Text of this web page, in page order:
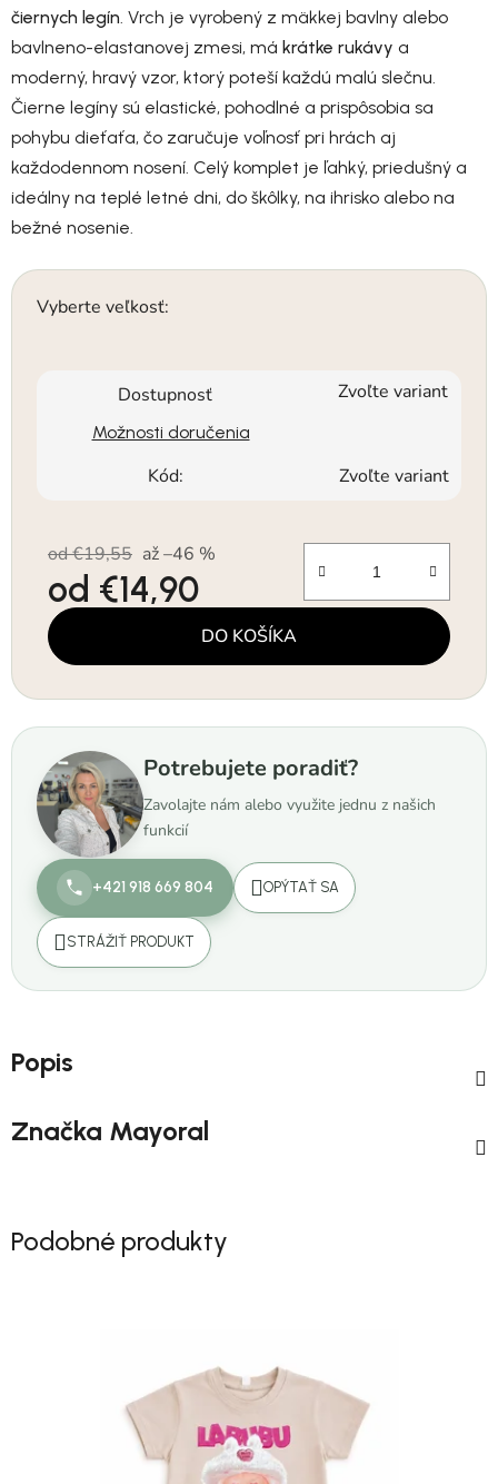
čiernych legín. Vrch je vyrobený z mäkkej bavlny alebo
bavlneno-elastanovej zmesi, má krátke rukávy a
moderný, hravý vzor, ktorý poteší každú malú slečnu.
Čierne legíny sú elastické, pohodlné a prispôsobia sa
pohybu dieťaťa, čo zaručuje voľnosť pri hrách aj
každodennom nosení. Celý komplet je ľahký, priedušný a
ideálny na teplé letné dni, do škôlky, na ihrisko alebo na
bežné nosenie.
Vyberte veľkosť:
Dostupnosť Zvoľte variant
Možnosti doručenia
Kód: Zvoľte variant
od €19,55 až –46 %
od €14,90
Jednotková cena: DO KOŠÍKA
Potrebujete poradiť?
Zavolajte nám alebo využite jednu z našich
funkcií
+421 918 669 804 OPÝTAŤ SA
STRÁŽIŤ PRODUKT
Popis
Značka Mayoral
Podobné produkty